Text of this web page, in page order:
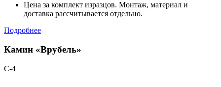
Цена за комплект изразцов. Монтаж, материал и
доставка рассчитывается отдельно.
Подробнее
Камин «Врубель»
С-4